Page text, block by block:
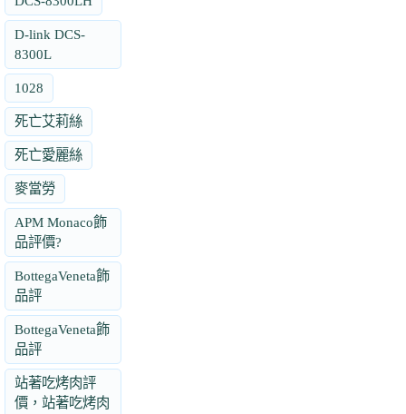
D-link DCS-
8300L
1028
死亡艾莉絲
死亡愛麗絲
麥當勞
APM Monaco飾
品評價?
BottegaVeneta飾
品評
BottegaVeneta飾
品評
站著吃烤肉評
價，站著吃烤肉